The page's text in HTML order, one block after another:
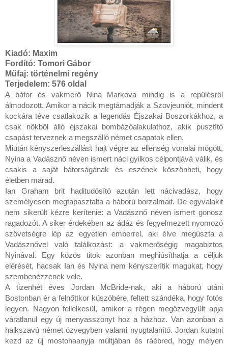
Kiadó: Maxim
Fordító: Tomori Gábor
Műfaj: történelmi regény
Terjedelem: 576 oldal
A ​bátor és vakmerő Nina Markova mindig is a repülésről
álmodozott. Amikor a nácik megtámadják a Szovjeuniót, mindent
kockára téve csatlakozik a legendás Éjszakai Boszorkákhoz, a
csak nőkből álló éjszakai bombázóalakulathoz, akik pusztító
csapást terveznek a megszálló német csapatok ellen.
Miután kényszerleszállást hajt végre az ellenség vonalai mögött,
Nyina a Vadásznő néven ismert náci gyilkos célpontjává válik, és
csakis a saját bátorságának és eszének köszönheti, hogy
életben marad.
Ian Graham brit haditudósító azután lett nácivadász, hogy
személyesen megtapasztalta a háború borzalmait. De egyvalakit
nem sikerült kézre kerítenie: a Vadásznő néven ismert gonosz
ragadozót. A siker érdekében az ádáz és fegyelmezett nyomozó
szövetségre lép az egyetlen emberrel, aki élve megúszta a
Vadásznővel való találkozást: a vakmerőségig magabiztos
Nyinával. Egy közös titok azonban meghiúsíthatja a céljuk
elérését, hacsak Ian és Nyina nem kényszerítik magukat, hogy
szembenézzenek vele.
A tizenhét éves Jordan McBride-nak, aki a háború utáni
Bostonban ér a felnőttkor küszöbére, feltett szándéka, hogy fotós
legyen. Nagyon fellelkesül, amikor a régen megözvegyült apja
váratlanul egy új menyasszonyt hoz a házhoz. Van azonban a
halkszavú német özvegyben valami nyugtalanító. Jordan kutatni
kezd az új mostohaanyja múltjában és ráébred, hogy mélyen